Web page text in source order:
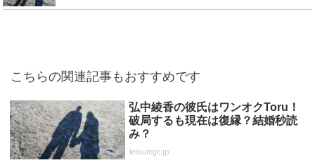
こちらの関連記事もおすすめです
弘中綾香の彼氏はワンオクToru！
破局するも現在は復縁？結婚秒読
み？
leisurego.jp